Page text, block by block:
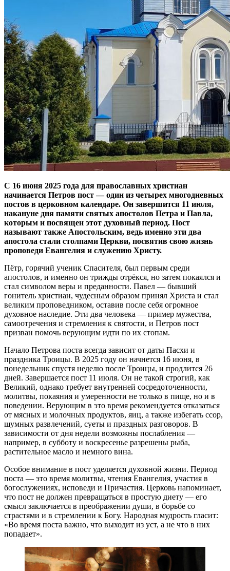
С 16 июня 2025 года для православных христиан
начинается Петров пост — один из четырех многодневных
постов в церковном календаре. Он завершится 11 июля,
накануне дня памяти святых апостолов Петра и Павла,
которым и посвящен этот духовный период. Пост
называют также Апостольским, ведь именно эти два
апостола стали столпами Церкви, посвятив свою жизнь
проповеди Евангелия и служению Христу.
Пётр, горячий ученик Спасителя, был первым среди
апостолов, и именно он трижды отрёкся, но затем покаялся и
стал символом веры и преданности. Павел — бывший
гонитель христиан, чудесным образом принял Христа и стал
великим проповедником, оставив после себя огромное
духовное наследие. Эти два человека — пример мужества,
самоотречения и стремления к святости, и Петров пост
призван помочь верующим идти по их стопам.
Начало Петрова поста всегда зависит от даты Пасхи и
праздника Троицы. В 2025 году он начнется 16 июня, в
понедельник спустя неделю после Троицы, и продлится 26
дней. Завершается пост 11 июля. Он не такой строгий, как
Великий, однако требует внутренней сосредоточенности,
молитвы, покаяния и умеренности не только в пище, но и в
поведении. Верующим в это время рекомендуется отказаться
от мясных и молочных продуктов, яиц, а также избегать ссор,
шумных развлечений, суеты и праздных разговоров. В
зависимости от дня недели возможны послабления —
например, в субботу и воскресенье разрешены рыба,
растительное масло и немного вина.
Особое внимание в пост уделяется духовной жизни. Период
поста — это время молитвы, чтения Евангелия, участия в
богослужениях, исповеди и Причастия. Церковь напоминает,
что пост не должен превращаться в простую диету — его
смысл заключается в преображении души, в борьбе со
страстями и в стремлении к Богу. Народная мудрость гласит:
«Во время поста важно, что выходит из уст, а не что в них
попадает».